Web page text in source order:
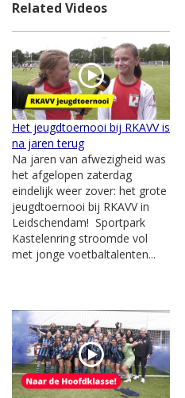
Related Videos
Het jeugdtoernooi bij RKAVV is
na jaren terug
Na jaren van afwezigheid was
het afgelopen zaterdag
eindelijk weer zover: het grote
jeugdtoernooi bij RKAVV in
Leidschendam! Sportpark
Kastelenring stroomde vol
met jonge voetbaltalenten...